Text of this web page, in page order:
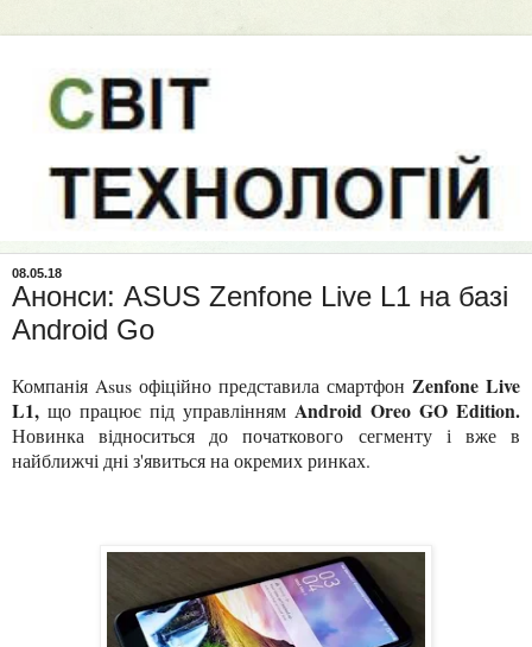
08.05.18
Анонси: ASUS Zenfone Live L1 на базі
Android Go
Компанія Asus офіційно представила смартфон Zenfone Live
L1, що працює під управлінням Android Oreo GO Edition.
Новинка відноситься до початкового сегменту і вже в
найближчі дні з'явиться на окремих ринках.